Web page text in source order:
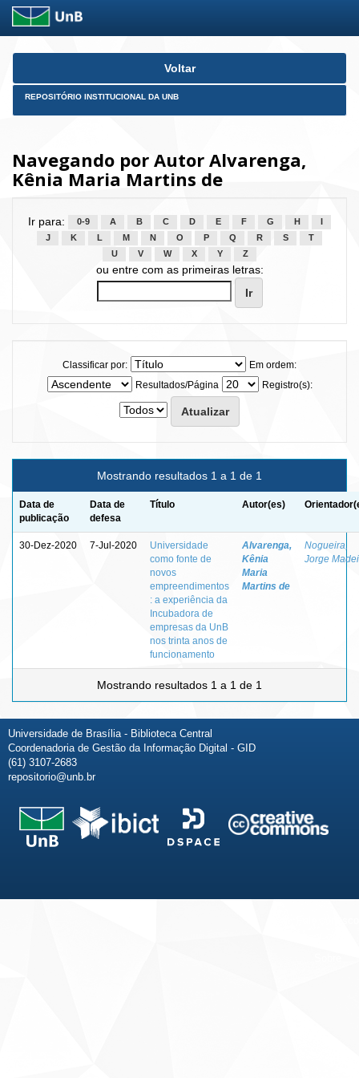
Skip
Voltar
REPOSITÓRIO INSTITUCIONAL DA UNB
Navegando por Autor Alvarenga,
Kênia Maria Martins de
Ir para: 0-9 A B C D E F G H
J
K L M N O P Q R S
T
U
V W X Y Z
ou entre com as primeiras letras:
Classificar por:
Em ordem:
Resultados/Página
Registro(s):
Mostrando resultados 1 a 1 de 1
Data de
publicação
Data de
defesa
Título Autor(es)
30-Dez-2020 7-Jul-2020
Universidade
como fonte de
novos
empreendimentos
: a experiência da
Incubadora de
empresas da UnB
nos trinta anos de
funcionamento
Alvarenga,
Kênia
Maria
Martins de
Nogueira,
Jorge
Mostrando resultados 1 a 1 de 1
Universidade de Brasília - Biblioteca Central
Coordenadoria de Gestão da Informação Digital - GID
(61) 3107-2683
repositorio@unb.br